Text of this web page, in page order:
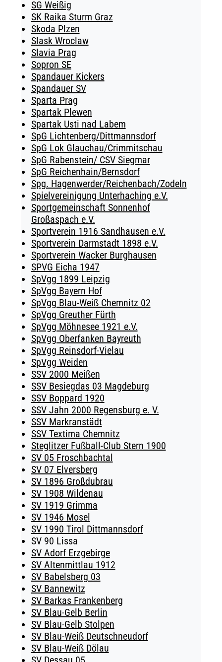
SG Weißig
SK Raika Sturm Graz
Skoda Plzen
Slask Wroclaw
Slavia Prag
Sopron SE
Spandauer Kickers
Spandauer SV
Sparta Prag
Spartak Plewen
Spartak Usti nad Labem
SpG Lichtenberg/Dittmannsdorf
SpG Lok Glauchau/Crimmitschau
SpG Rabenstein/ CSV Siegmar
SpG Reichenhain/Bernsdorf
Spg. Hagenwerder/Reichenbach/Zodeln
Spielvereinigung Unterhaching e.V.
Sportgemeinschaft Sonnenhof
Großaspach e.V.
Sportverein 1916 Sandhausen e.V.
Sportverein Darmstadt 1898 e.V.
Sportverein Wacker Burghausen
SPVG Eicha 1947
SpVgg 1899 Leipzig
SpVgg Bayern Hof
SpVgg Blau-Weiß Chemnitz 02
SpVgg Greuther Fürth
SpVgg Möhnesee 1921 e.V.
SpVgg Oberfanken Bayreuth
SpVgg Reinsdorf-Vielau
SpVgg Weiden
SSV 2000 Meißen
SSV Besiegdas 03 Magdeburg
SSV Boppard 1920
SSV Jahn 2000 Regensburg e. V.
SSV Markranstädt
SSV Textima Chemnitz
Steglitzer Fußball-Club Stern 1900
SV 05 Froschbachtal
SV 07 Elversberg
SV 1896 Großdubrau
SV 1908 Wildenau
SV 1919 Grimma
SV 1946 Mosel
SV 1990 Tirol Dittmannsdorf
SV 90 Lissa
SV Adorf Erzgebirge
SV Altenmittlau 1912
SV Babelsberg 03
SV Bannewitz
SV Barkas Frankenberg
SV Blau-Gelb Berlin
SV Blau-Gelb Stolpen
SV Blau-Weiß Deutschneudorf
SV Blau-Weiß Dölau